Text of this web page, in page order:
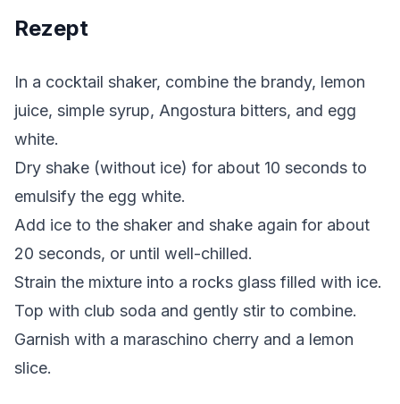
Rezept
In a cocktail shaker, combine the brandy, lemon
juice, simple syrup, Angostura bitters, and egg
white.
Dry shake (without ice) for about 10 seconds to
emulsify the egg white.
Add ice to the shaker and shake again for about
20 seconds, or until well-chilled.
Strain the mixture into a rocks glass filled with ice.
Top with club soda and gently stir to combine.
Garnish with a maraschino cherry and a lemon
slice.